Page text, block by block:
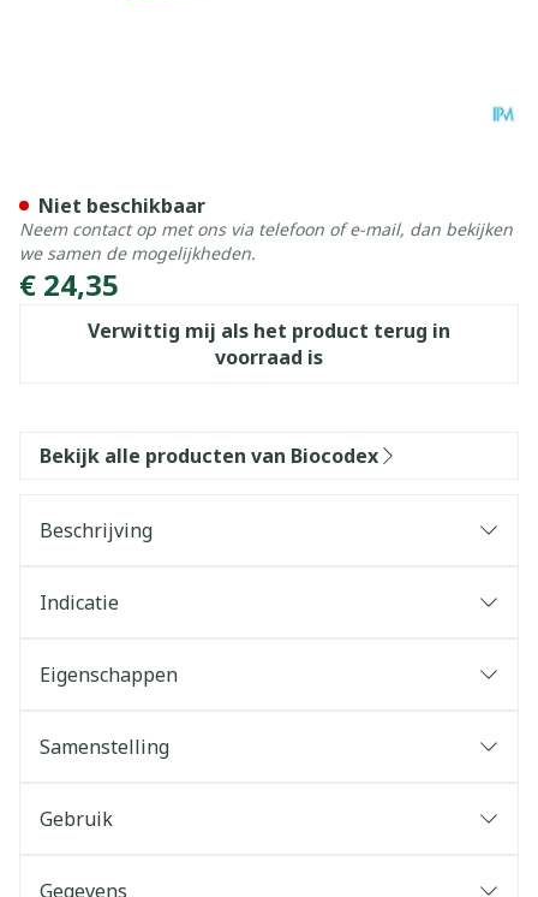
€ 24,35
Verwittig mij als het product terug in
voorraad is
Niet beschikbaar
Neem contact op met ons via telefoon of e-mail, dan bekijken
we samen de mogelijkheden.
Bekijk alle producten van Biocodex
Beschrijving
Indicatie
Eigenschappen
Samenstelling
Gebruik
Gegevens